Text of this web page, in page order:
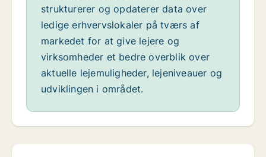
strukturerer og opdaterer data over
ledige erhvervslokaler på tværs af
markedet for at give lejere og
virksomheder et bedre overblik over
aktuelle lejemuligheder, lejeniveauer og
udviklingen i området.